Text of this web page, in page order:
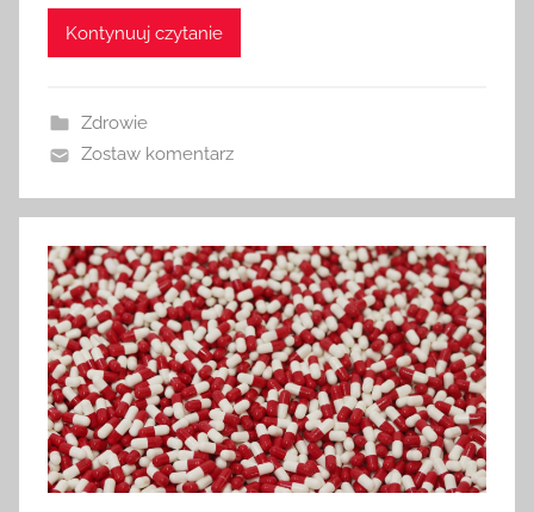
Kontynuuj czytanie
Zdrowie
Zostaw komentarz